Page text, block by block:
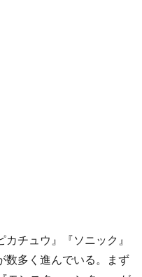
チュウ』『ソニック』
数多く進んでいる。まず